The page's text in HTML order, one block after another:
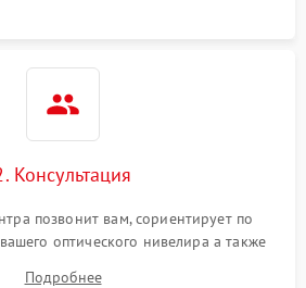
Консультация
позвонит вам, сориентирует по
оптического нивелира а также
Подробнее